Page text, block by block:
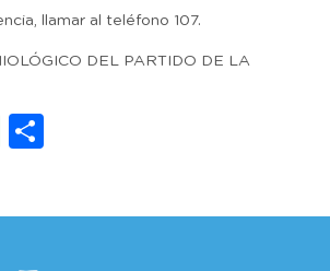
llamar al teléfono 107.
DEL PARTIDO DE LA
WhatsApp